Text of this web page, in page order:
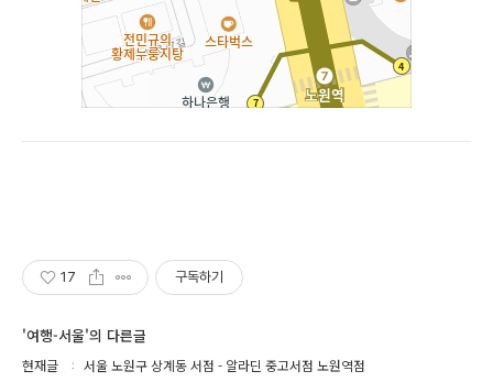
17 구독하기
'여행-서울'의 다른글
현재글 서울 노원구 상계동 서점 - 알라딘 중고서점 노원역점